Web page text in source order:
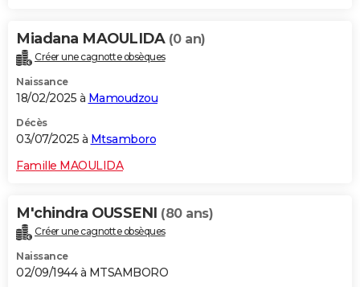
Miadana MAOULIDA (0 an)
Créer une cagnotte obsèques
Naissance
18/02/2025 à Mamoudzou
Décès
03/07/2025 à Mtsamboro
Famille MAOULIDA
M'chindra OUSSENI (80 ans)
Créer une cagnotte obsèques
Naissance
02/09/1944 à MTSAMBORO